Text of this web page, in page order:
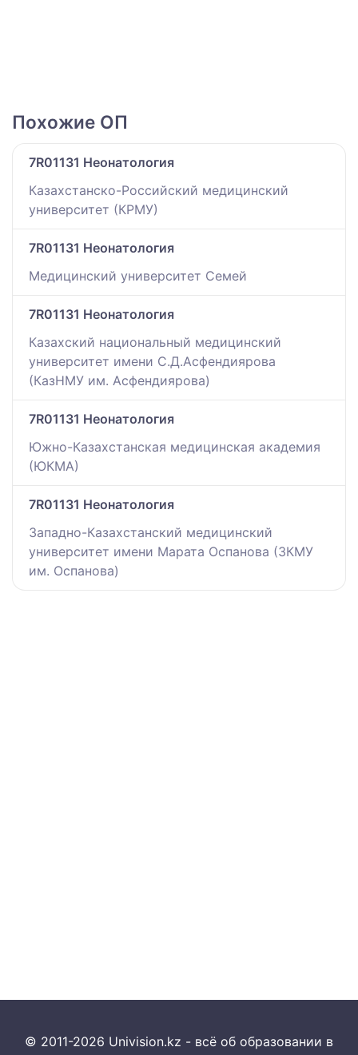
Похожие ОП
7R01131 Неонатология
Казахстанско-Российский медицинский
университет (КРМУ)
7R01131 Неонатология
Медицинский университет Семей
7R01131 Неонатология
Казахский национальный медицинский
университет имени С.Д.Асфендиярова
(КазНМУ им. Асфендиярова)
7R01131 Неонатология
Южно-Казахстанская медицинская академия
(ЮКМА)
7R01131 Неонатология
Западно-Казахстанский медицинский
университет имени Марата Оспанова (ЗКМУ
им. Оспанова)
© 2011-2026 Univision.kz - всё об образовании в